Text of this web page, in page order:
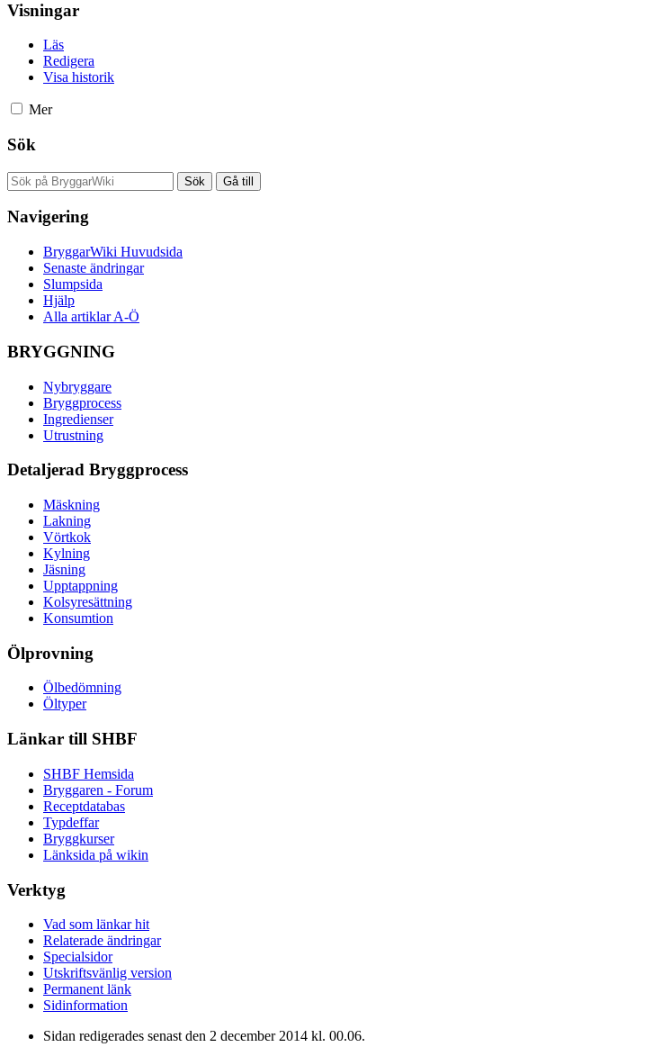
Visningar
Läs
Redigera
Visa historik
Mer
Sök
Navigering
BryggarWiki Huvudsida
Senaste ändringar
Slumpsida
Hjälp
Alla artiklar A-Ö
BRYGGNING
Nybryggare
Bryggprocess
Ingredienser
Utrustning
Detaljerad Bryggprocess
Mäskning
Lakning
Vörtkok
Kylning
Jäsning
Upptappning
Kolsyresättning
Konsumtion
Ölprovning
Ölbedömning
Öltyper
Länkar till SHBF
SHBF Hemsida
Bryggaren - Forum
Receptdatabas
Typdeffar
Bryggkurser
Länksida på wikin
Verktyg
Vad som länkar hit
Relaterade ändringar
Specialsidor
Utskriftsvänlig version
Permanent länk
Sidinformation
Sidan redigerades senast den 2 december 2014 kl. 00.06.